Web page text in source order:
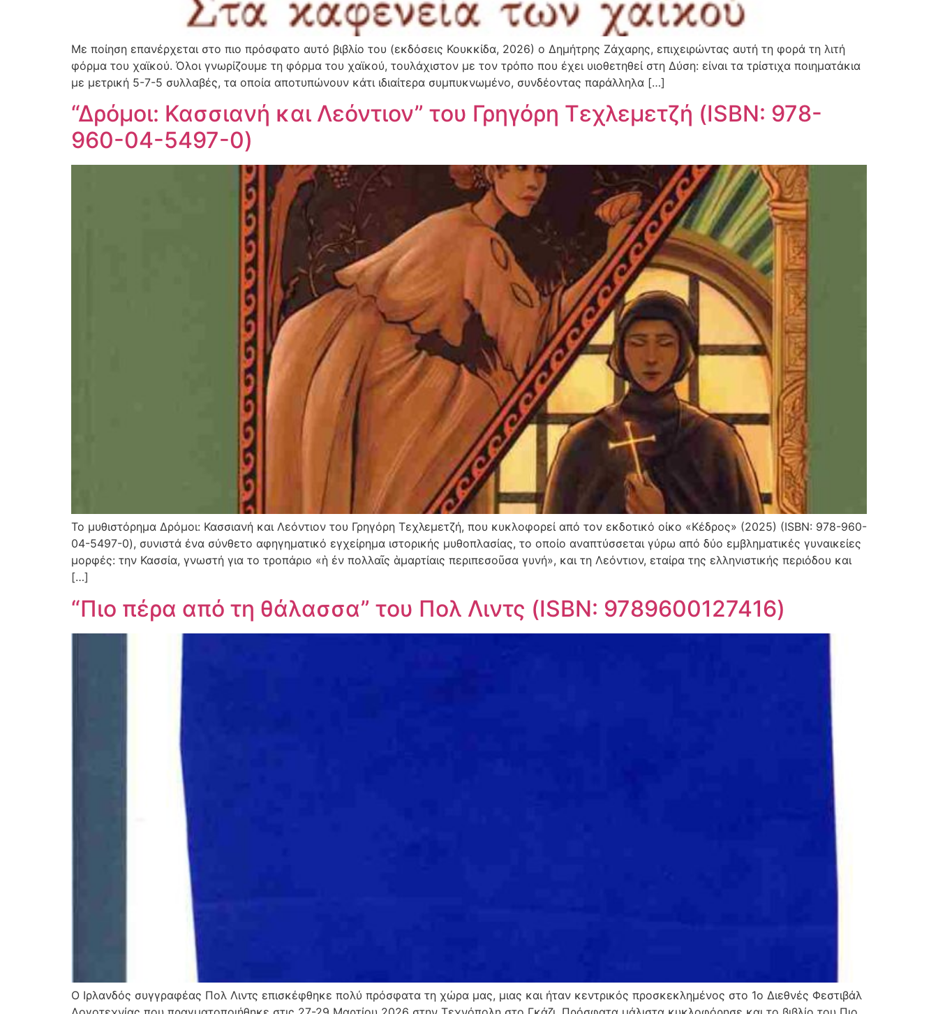
Με ποίηση επανέρχεται στο πιο πρόσφατο αυτό βιβλίο του (εκδόσεις Κουκκίδα, 2026) ο Δημήτρης Ζάχαρης, επιχειρώντας αυτή τη φορά τη λιτή
φόρμα του χαϊκού. Όλοι γνωρίζουμε τη φόρμα του χαϊκού, τουλάχιστον με τον τρόπο που έχει υιοθετηθεί στη Δύση: είναι τα τρίστιχα ποιηματάκια
με μετρική 5-7-5 συλλαβές, τα οποία αποτυπώνουν κάτι ιδιαίτερα συμπυκνωμένο, συνδέοντας παράλληλα […]
“Δρόμοι: Κασσιανή και Λεόντιον” του Γρηγόρη Τεχλεμετζή (ISBN: 978-
960-04-5497-0)
Το μυθιστόρημα Δρόμοι: Κασσιανή και Λεόντιον του Γρηγόρη Τεχλεμετζή, που κυκλοφορεί από τον εκδοτικό οίκο «Κέδρος» (2025) (ISBN: 978-960-
04-5497-0), συνιστά ένα σύνθετο αφηγηματικό εγχείρημα ιστορικής μυθοπλασίας, το οποίο αναπτύσσεται γύρω από δύο εμβληματικές γυναικείες
μορφές: την Κασσία, γνωστή για το τροπάριο «ἡ ἐν πολλαῖς ἁμαρτίαις περιπεσοῦσα γυνή», και τη Λεόντιον, εταίρα της ελληνιστικής περιόδου και
[…]
“Πιο πέρα από τη θάλασσα” του Πολ Λιντς (ISBN: 9789600127416)
Ο Ιρλανδός συγγραφέας Πολ Λιντς επισκέφθηκε πολύ πρόσφατα τη χώρα μας, μιας και ήταν κεντρικός προσκεκλημένος στο 1ο Διεθνές Φεστιβάλ